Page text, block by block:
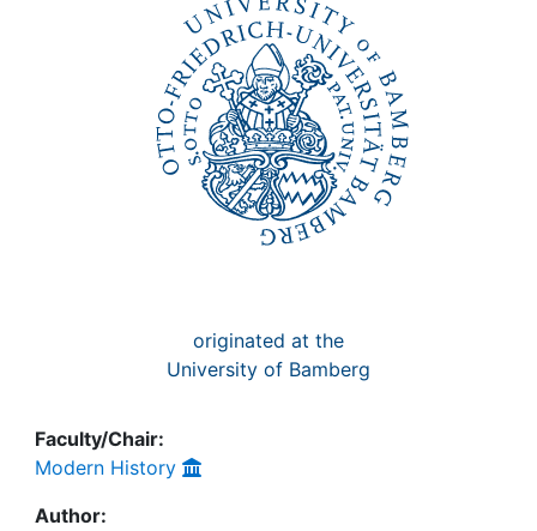
originated at the
University of Bamberg
Faculty/Chair:
Modern History
Author: